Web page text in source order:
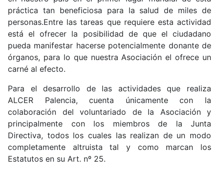
práctica tan beneficiosa para la salud de miles de
personas.Entre las tareas que requiere esta actividad
está el ofrecer la posibilidad de que el ciudadano
pueda manifestar hacerse potencialmente donante de
órganos, para lo que nuestra Asociación el ofrece un
carné al efecto.
Para el desarrollo de las actividades que realiza
ALCER Palencia, cuenta únicamente con la
colaboración del voluntariado de la Asociación y
principalmente con los miembros de la Junta
Directiva, todos los cuales las realizan de un modo
completamente altruista tal y como marcan los
Estatutos en su Art. nº 25.